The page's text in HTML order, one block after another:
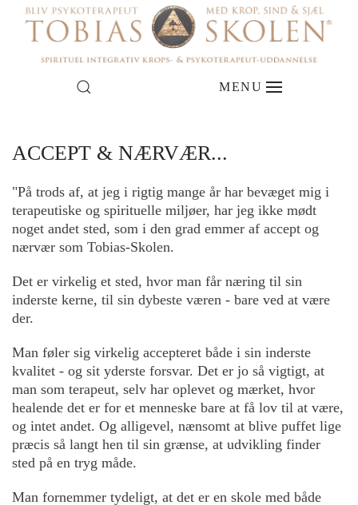
MENU
DEN HELE
ER DET DIG?
NYE HOLD I
SJÆLLAND
DATOER FOR OPSTART
ACCEPT & NÆRVÆR...
"På trods af, at jeg i rigtig mange år har bevæget mig i
terapeutiske og spirituelle miljøer, har jeg ikke mødt
noget andet sted, som i den grad emmer af accept og
nærvær som Tobias-Skolen.
Det er virkelig et sted, hvor man får næring til sin
inderste kerne, til sin dybeste væren - bare ved at være
der.
Man føler sig virkelig accepteret både i sin inderste
kvalitet - og sit yderste forsvar. Det er jo så vigtigt, at
man som terapeut, selv har oplevet og mærket, hvor
healende det er for et menneske bare at få lov til at være,
og intet andet. Og alligevel, nænsomt at blive puffet lige
præcis så langt hen til sin grænse, at udvikling finder
sted på en tryg måde.
Man fornemmer tydeligt, at det er en skole med både